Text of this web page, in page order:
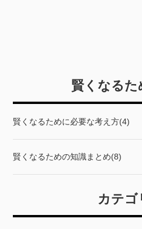
賢くなるた
賢くなるために必要な考え方(4)
賢くなるための知識まとめ(8)
カテゴ